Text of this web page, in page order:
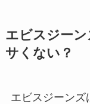
エビスジー
サくない？
エビスジーンズ